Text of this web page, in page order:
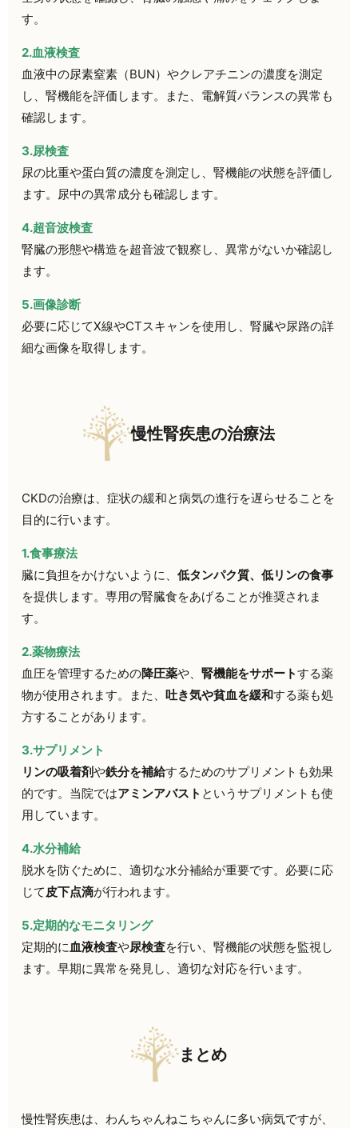
す。
2.血液検査
血液中の尿素窒素（BUN）やクレアチニンの濃度を測定
し、腎機能を評価します。また、電解質バランスの異常も
確認します。
3.尿検査
尿の比重や蛋白質の濃度を測定し、腎機能の状態を評価し
ます。尿中の異常成分も確認します。
4.超音波検査
腎臓の形態や構造を超音波で観察し、異常がないか確認し
ます。
5.画像診断
必要に応じてX線やCTスキャンを使用し、腎臓や尿路の詳
細な画像を取得します。
慢性腎疾患の治療法
CKDの治療は、症状の緩和と病気の進行を遅らせることを
目的に行います。
1.食事療法
臓に負担をかけないように、低タンパク質、低リンの食事
を提供します。専用の腎臓食をあげることが推奨されま
す。
2.薬物療法
血圧を管理するための降圧薬や、腎機能をサポートする薬
物が使用されます。また、吐き気や貧血を緩和する薬も処
方することがあります。
3.サプリメント
リンの吸着剤や鉄分を補給するためのサプリメントも効果
的です。当院ではアミンアバスト というサプリメントも使
用しています。
4.水分補給
脱水を防ぐために、適切な水分補給が重要です。必要に応
じて皮下点滴が行われます。
5.定期的なモニタリング
定期的に血液検査や尿検査を行い、腎機能の状態を監視し
ます。早期に異常を発見し、適切な対応を行います。
まとめ
慢性腎疾患は、わんちゃんねこちゃんに多い病気ですが、